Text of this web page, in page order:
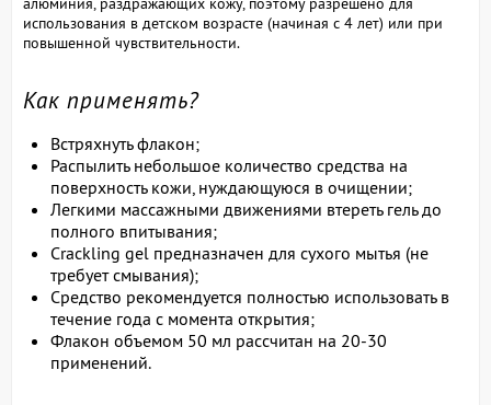
использования в детском возрасте (начиная с 4 лет) или при
повышенной чувствительности.
Как применять?
Встряхнуть флакон;
Распылить небольшое количество средства на
поверхность кожи, нуждающуюся в очищении;
Легкими массажными движениями втереть гель до
полного впитывания;
Crackling gel предназначен для сухого мытья (не
требует смывания);
Средство рекомендуется полностью использовать в
течение года с момента открытия;
Флакон объемом 50 мл рассчитан на 20-30
применений.